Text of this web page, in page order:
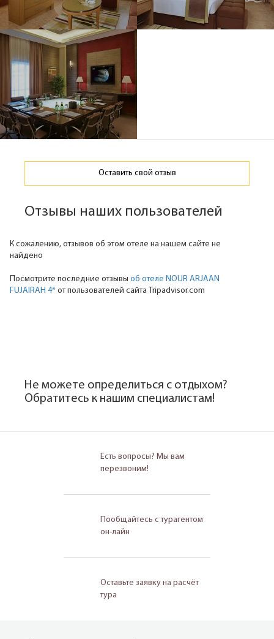
Оставить свой отзыв
Отзывы наших пользователей
К сожалению, отзывов об этом отеле на нашем сайте не
найдено
Посмотрите последние отзывы об отеле NOUR ARJAAN
FUJAIRAH 4* от пользователей сайта Tripadvisor.com
Не можете определиться с отдыхом?
Обратитесь к нашим специалистам!
Есть вопросы? Мы вам
перезвоним!
Пообщайтесь с турагентом
он-лайн
Оставьте заявку на расчёт
тура